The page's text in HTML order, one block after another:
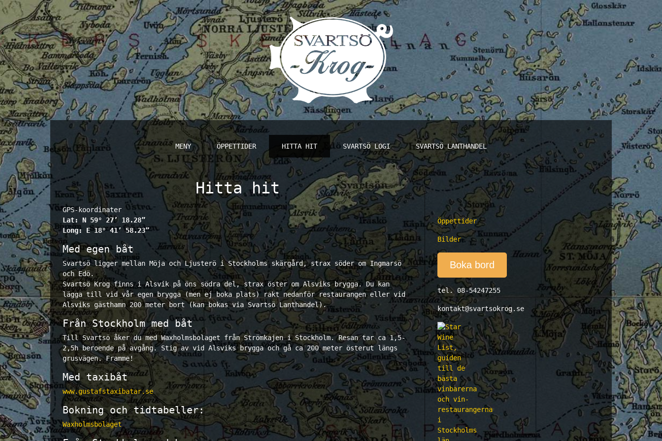
MENY ÖPPETTIDER HITTA HIT SVARTSÖ LOGI SVARTSÖ LANTHANDEL
Hitta hit
GPS-koordinater
Lat: N 59° 27’ 18.28”
Long: E 18° 41’ 58.23”
Med egen båt
Svartsö ligger mellan Möja och Ljusterö i Stockholms skärgård, strax söder om Ingmarsö
och Edö.
Svartsö Krog finns i Alsvik på öns södra del, strax öster om Alsviks brygga. Du kan
lägga till vid vår egen brygga (men ej boka plats) rakt nedanför restaurangen eller vid
Alsviks gästhamn 200 meter bort (kan bokas via Svartsö Lanthandel).
Från Stockholm med båt
Till Svartsö åker du med Waxholmsbolaget från Strömkajen i Stockholm. Resan tar ca 1,5-
2,5h beroende på avgång. Stig av vid Alsviks brygga och gå ca 200 meter österut längs
grusvägen. Framme!
Med taxibåt
www.gustafstaxibatar.se
Bokning och tidtabeller:
Waxholmsbolaget
Öppettider
Bilder
Boka bord
tel. 08-54247255
kontakt@svartsokrog.se